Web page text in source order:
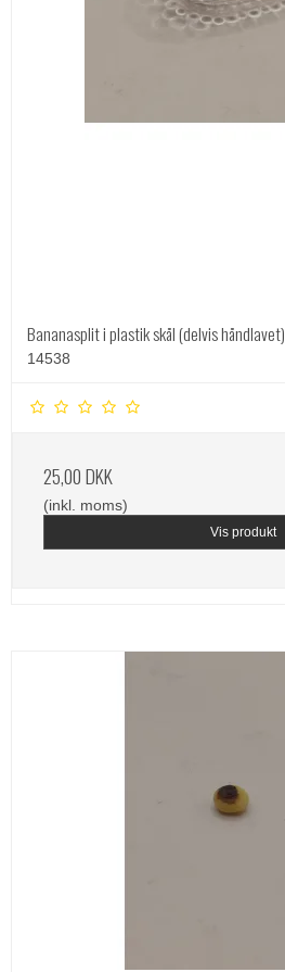
Bananasplit i plastik skål (delvis håndlavet)
14538
25,00 DKK
(inkl. moms)
Vis produkt